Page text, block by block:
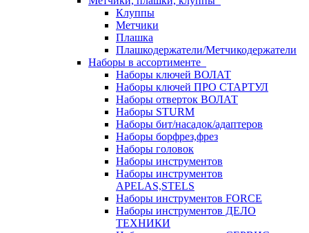
Клуппы
Метчики
Плашка
Плашкодержатели/Метчикодержатели
Наборы в ассортименте
Наборы ключей ВОЛАТ
Наборы ключей ПРО СТАРТУЛ
Наборы отверток ВОЛАТ
Наборы STURM
Наборы бит/насадок/адаптеров
Наборы борфрез,фрез
Наборы головок
Наборы инструментов
Наборы инструментов
APELAS,STELS
Наборы инструментов FORCE
Наборы инструментов ДЕЛО
ТЕХНИКИ